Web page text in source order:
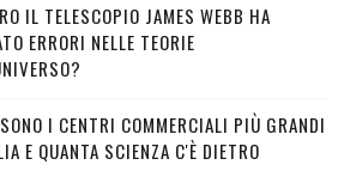
IL TELESCOPIO JAMES WEBB HA
ERRORI NELLE TEORIE
I CENTRI COMMERCIALI PIÙ GRANDI
E QUANTA SCIENZA C'È DIETRO